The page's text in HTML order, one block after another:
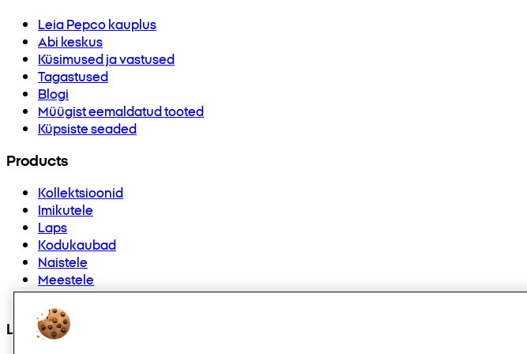
Leia Pepco kauplus
Abi keskus
Küsimused ja vastused
Tagastused
Blogi
Müügist eemaldatud tooted
Küpsiste seaded
Products
Kollektsioonid
Imikutele
Laps
Kodukaubad
Naistele
Meestele
Muud
Leiad meid ka